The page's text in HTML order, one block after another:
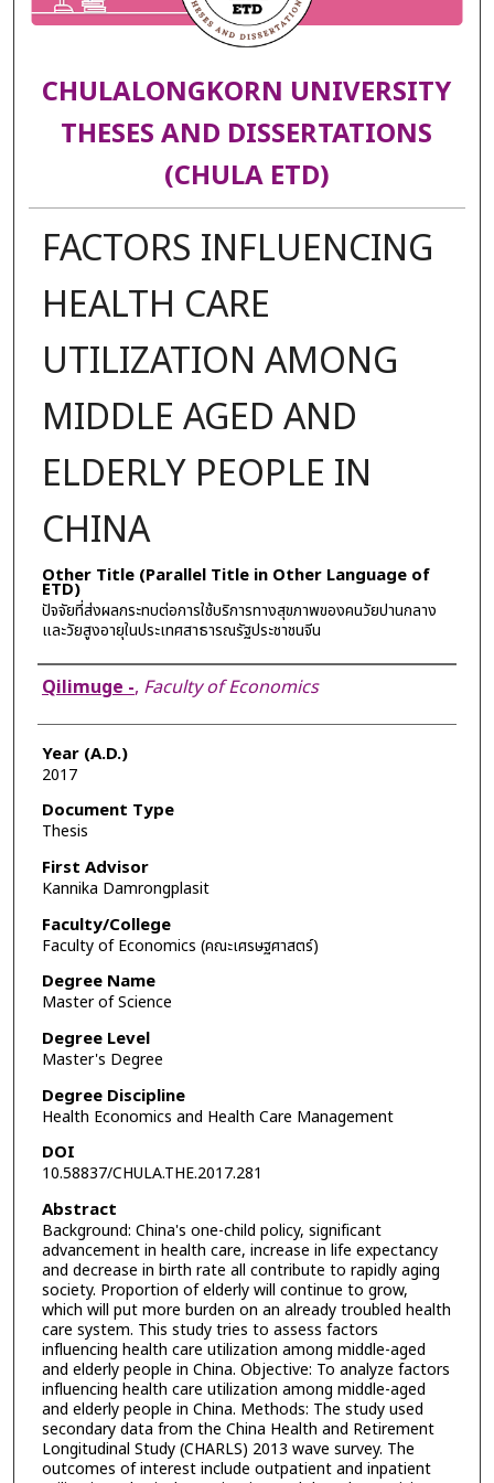
CHULALONGKORN UNIVERSITY
THESES AND DISSERTATIONS
(CHULA ETD)
FACTORS INFLUENCING
HEALTH CARE
UTILIZATION AMONG
MIDDLE AGED AND
ELDERLY PEOPLE IN
CHINA
Other Title (Parallel Title in Other Language of
ETD)
ปัจจัยที่ส่งผลกระทบต่อการใช้บริการทางสุขภาพของคนวัยปานกลาง
และวัยสูงอายุในประเทศสาธารณรัฐประชาชนจีน
Author
Qilimuge -, Faculty of Economics
Year (A.D.)
2017
Document Type
Thesis
First Advisor
Kannika Damrongplasit
Faculty/College
Faculty of Economics (คณะเศรษฐศาสตร์)
Degree Name
Master of Science
Degree Level
Master's Degree
Degree Discipline
Health Economics and Health Care Management
DOI
10.58837/CHULA.THE.2017.281
Abstract
Background: China's one-child policy, significant
advancement in health care, increase in life expectancy
and decrease in birth rate all contribute to rapidly aging
society. Proportion of elderly will continue to grow,
which will put more burden on an already troubled health
care system. This study tries to assess factors
influencing health care utilization among middle-aged
and elderly people in China. Objective: To analyze factors
influencing health care utilization among middle-aged
and elderly people in China. Methods: The study used
secondary data from the China Health and Retirement
Longitudinal Study (CHARLS) 2013 wave survey. The
outcomes of interest include outpatient and inpatient